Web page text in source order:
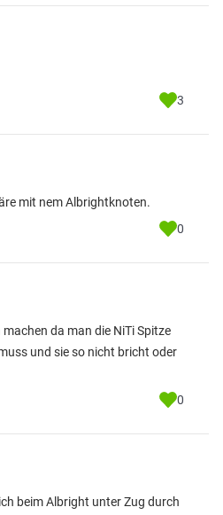
3
mit nem Albrightknoten.
0
da man die NiTi Spitze
und sie so nicht bricht oder
0
beim Albright unter Zug durch